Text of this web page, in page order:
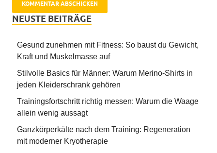
NEUSTE BEITRÄGE
Gesund zunehmen mit Fitness: So baust du Gewicht,
Kraft und Muskelmasse auf
Stilvolle Basics für Männer: Warum Merino-Shirts in
jeden Kleiderschrank gehören
Trainingsfortschritt richtig messen: Warum die Waage
allein wenig aussagt
Ganzkörperkälte nach dem Training: Regeneration
mit moderner Kryotherapie